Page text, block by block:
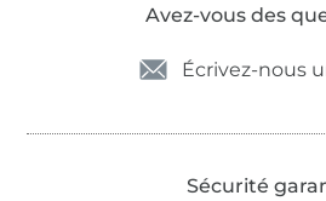
Avez-vous des
Écrivez-nous
Sécurité